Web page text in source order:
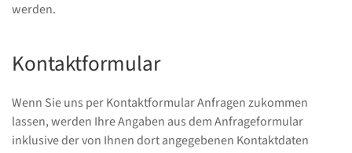
werden.
Kontaktformular
Wenn Sie uns per Kontaktformular Anfragen zukommen
lassen, werden Ihre Angaben aus dem Anfrageformular
inklusive der von Ihnen dort angegebenen Kontaktdaten